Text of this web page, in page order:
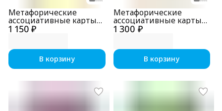
1 150 ₽
Метафорические
ассоциативные карты
"Дружок"
В корзину
1 300 ₽
Метафорические
ассоциативные карты
"Как в детстве"
В корзину